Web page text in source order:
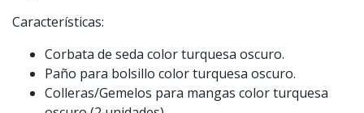
Características:
Corbata de seda color turquesa oscuro.
Paño para bolsillo color turquesa oscuro.
Colleras/Gemelos para mangas color turquesa